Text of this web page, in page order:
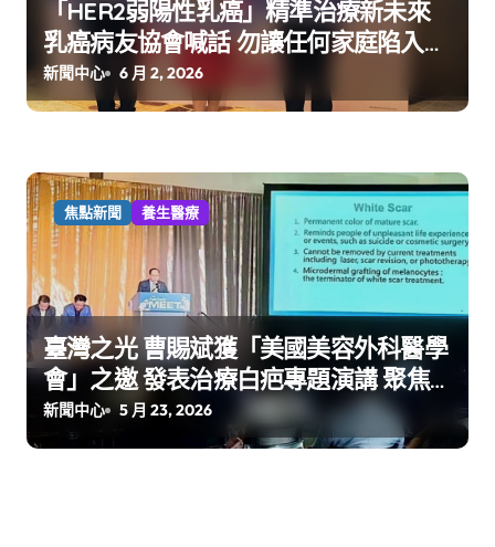
「HER2弱陽性乳癌」精準治療新未來
乳癌病友協會喊話 勿讓任何家庭陷入
「同病不同命」遺憾
新聞中心 6 月 2, 2026
焦點新聞 養生醫療
臺灣之光 曹賜斌獲「美國美容外科醫學
會」之邀 發表治療白疤專題演講 聚焦
臺灣隊 展現精湛醫技軟實力
新聞中心 5 月 23, 2026